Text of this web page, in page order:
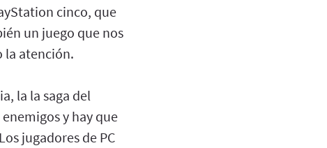
cinco, que
un juego que nos
la atención.
la la saga del
y hay que
jugadores de PC